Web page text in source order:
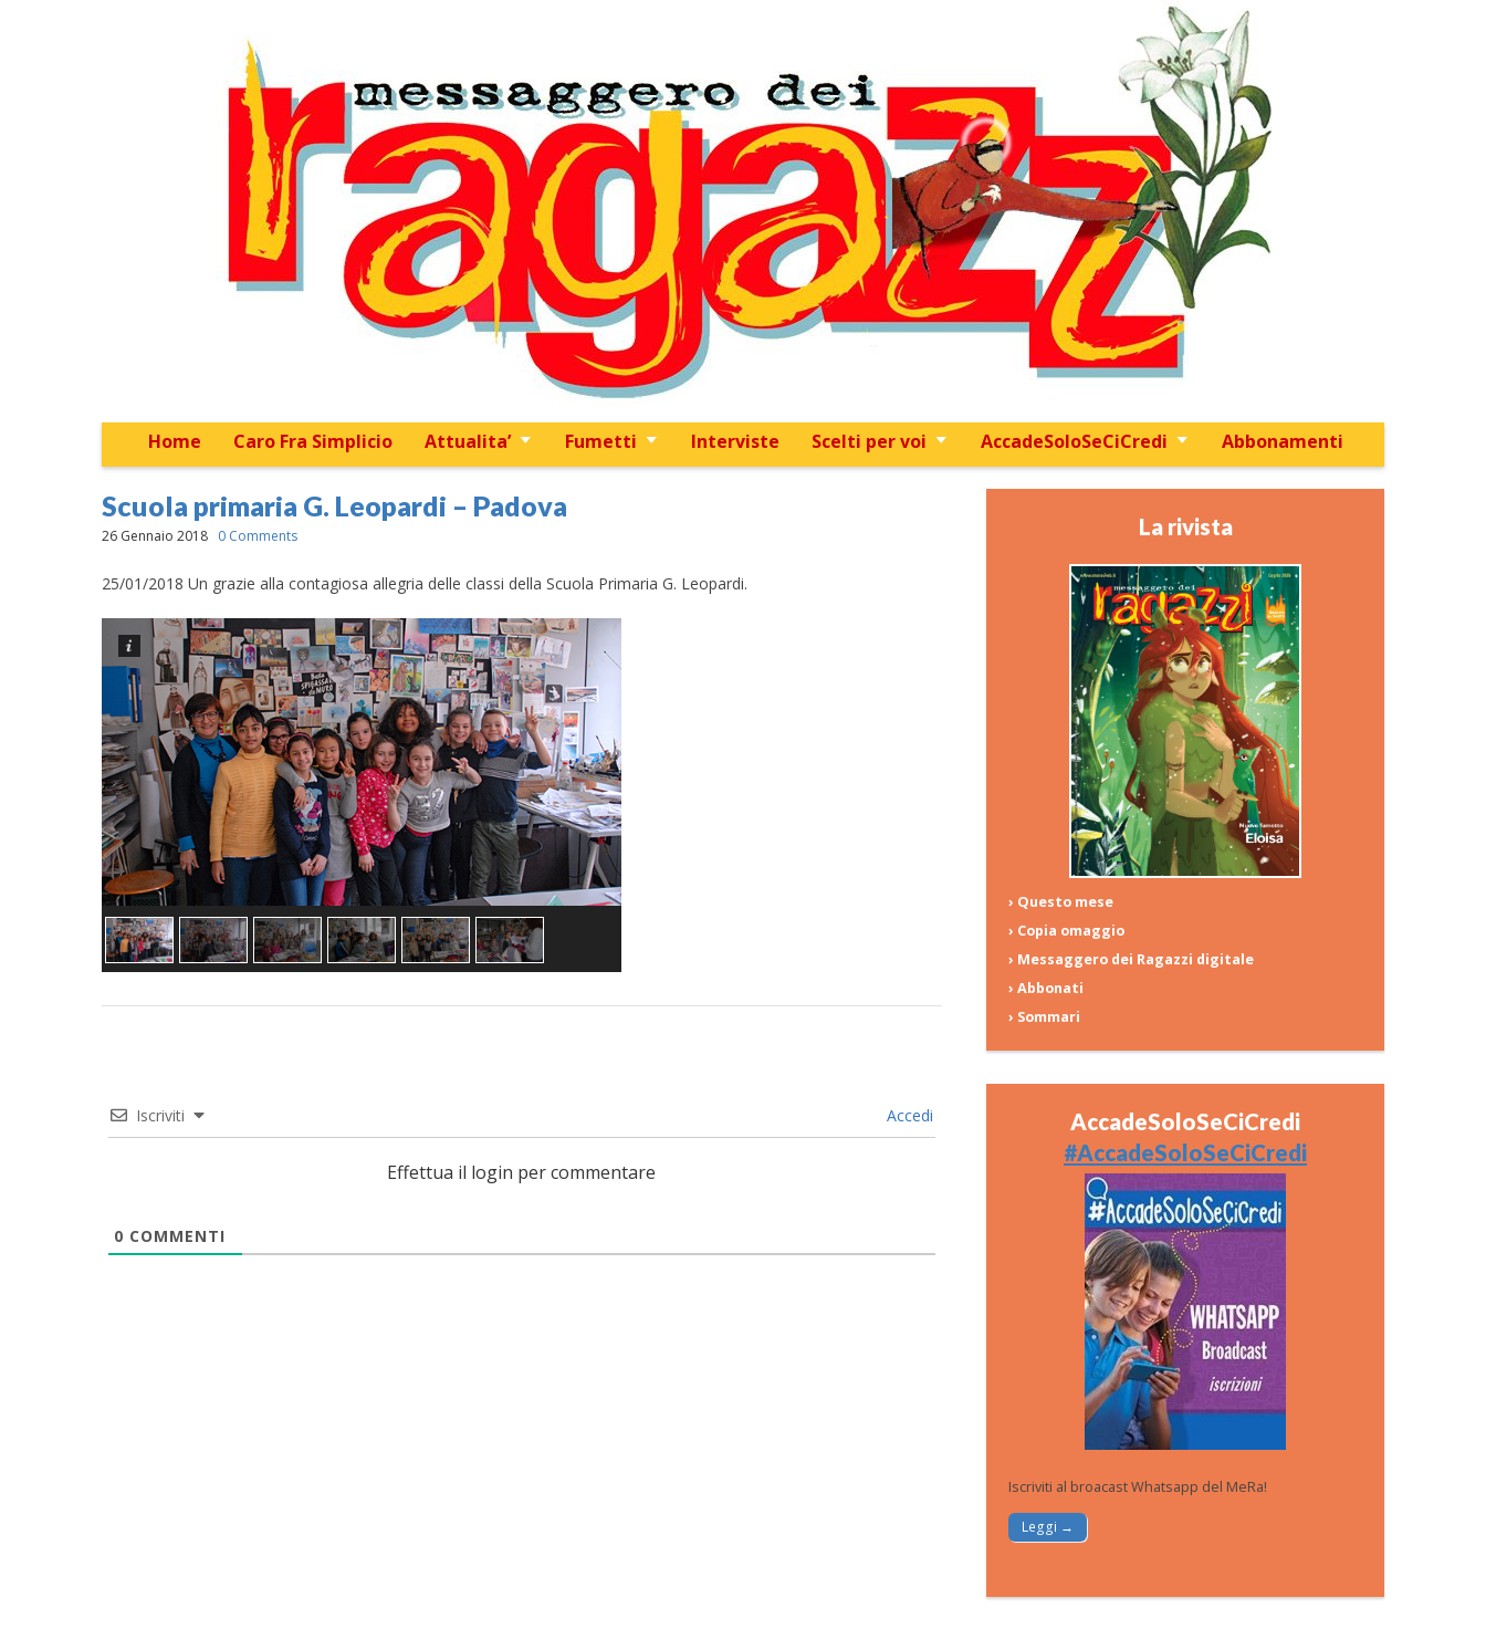
Skip to content
Home Caro Fra Simplicio Attualita’ Fumetti Interviste Scelti per voi AccadeSoloSeCiCredi Abbonamenti
Sub menu
Scuola primaria G. Leopardi – Padova
26 Gennaio 2018 0 Comments
25/01/2018 Un grazie alla contagiosa allegria delle classi della Scuola Primaria G. Leopardi.
Iscriviti Accedi
Effettua il login per commentare
0 COMMENTI
La rivista
› Questo mese
› Copia omaggio
› Messaggero dei Ragazzi digitale
› Abbonati
› Sommari
AccadeSoloSeCiCredi
#AccadeSoloSeCiCredi
Iscriviti al broacast Whatsapp del MeRa!
Leggi →